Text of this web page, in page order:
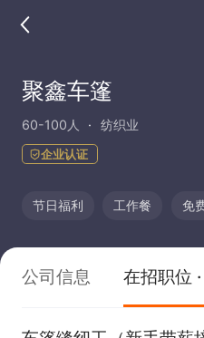
聚鑫车篷
60-100人 纺织业
企业认证
节日福利 工作餐 免
公司信息 在招职位